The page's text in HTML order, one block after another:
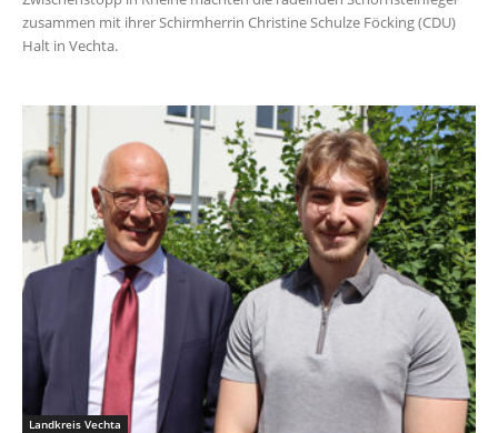
zusammen mit ihrer Schirmherrin Christine Schulze Föcking (CDU)
Halt in Vechta.
Landkreis Vechta